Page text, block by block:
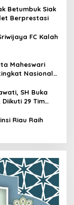
Betumbuk Siak
Berprestasi
FC Kalah
Maheswari
Nasional
SH Buka
29 Tim
Riau Raih